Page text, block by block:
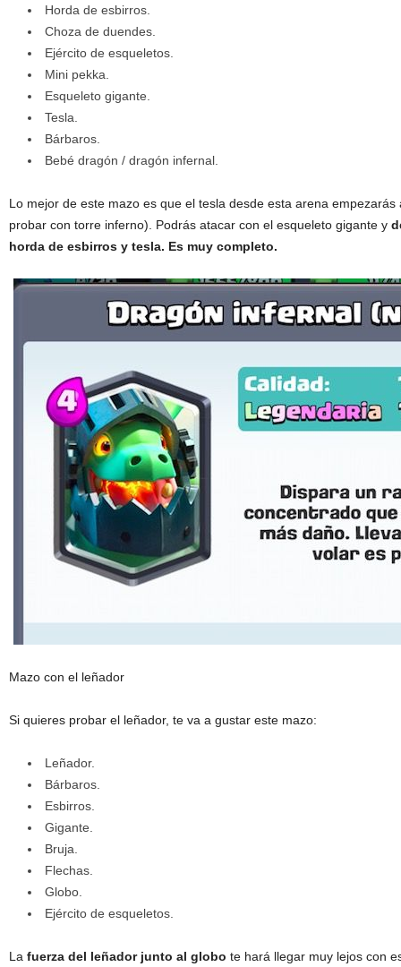
Horda de esbirros.
Choza de duendes.
Ejército de esqueletos.
Mini pekka.
Esqueleto gigante.
Tesla.
Bárbaros.
Bebé dragón / dragón infernal.
Lo mejor de este mazo es que el tesla desde esta arena
probar con torre inferno). Podrás atacar con el esqueleto gigante y
horda de esbirros y tesla. Es muy completo.
Mazo con el leñador
Si quieres probar el leñador, te va a gustar este mazo:
Leñador.
Bárbaros.
Esbirros.
Gigante.
Bruja.
Flechas.
Globo.
Ejército de esqueletos.
La fuerza del leñador junto al globo te hará llegar muy lejos con